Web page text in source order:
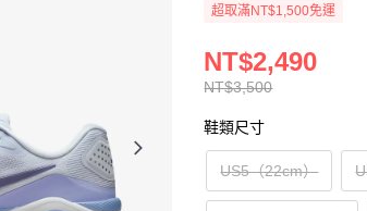
超取滿NT$1,500免運
NT$3,500
NT$2,490
鞋類尺寸
US5（22cm）